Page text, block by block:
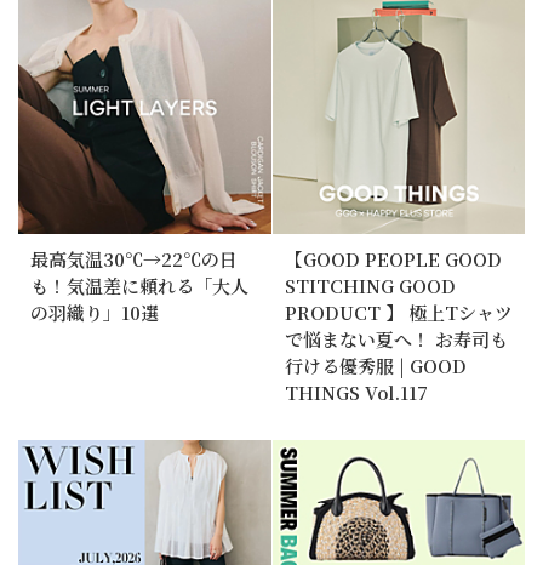
最高気温30℃→22℃の日
も！気温差に頼れる「大人
の羽織り」10選
【GOOD PEOPLE GOOD
STITCHING GOOD
PRODUCT 】 極上Tシャツ
で悩まない夏へ！ お寿司も
行ける優秀服 | GOOD
THINGS Vol.117